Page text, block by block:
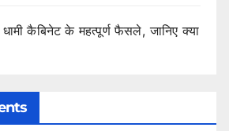
कैबिनेट के महत्पूर्ण फैसले, जानिए क्या